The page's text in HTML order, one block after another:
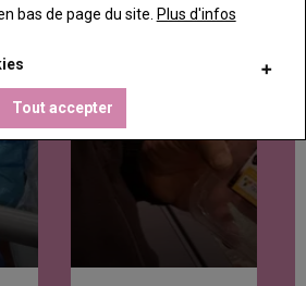
bas de page du site. Plus d'infos
Tout accepter